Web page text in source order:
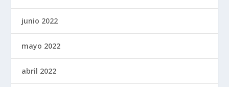
junio 2022
mayo 2022
abril 2022